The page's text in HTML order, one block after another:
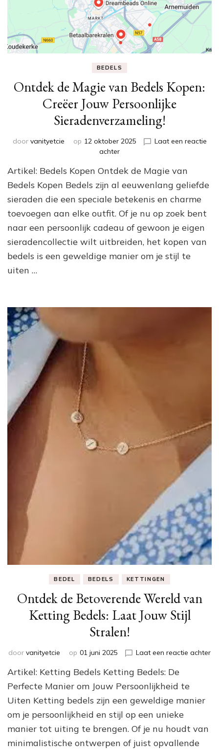
BEDELS
Ontdek de Magie van Bedels Kopen:
Creëer Jouw Persoonlijke
Sieradenverzameling!
door vanityetcie op 12 oktober 2025
Laat een reactie
achterop
de
Magie
Bedels
Kopen:
Creëer
Jouw
Persoonlijke
Sieradenverzameling!
Artikel: Bedels Kopen Ontdek de Magie van
Bedels Kopen Bedels zijn al eeuwenlang geliefde
sieraden die een speciale betekenis en charme
toevoegen aan elke outfit. Of je nu op zoek bent
naar een persoonlijk cadeau of gewoon je eigen
sieradencollectie wilt uitbreiden, het kopen van
bedels is een geweldige manier om je stijl te
uiten …
BEDEL BEDELS KETTINGEN
Ontdek de Betoverende Wereld van
Ketting Bedels: Laat Jouw Stijl
Stralen!
door vanityetcie op 01 juni 2025 Laat een reactie achterop
Artikel: Ketting Bedels Ketting Bedels: De
Perfecte Manier om Jouw Persoonlijkheid te
Uiten Ketting bedels zijn een geweldige manier
om je persoonlijkheid en stijl op een unieke
manier tot uiting te brengen. Of je nu houdt van
minimalistische ontwerpen of juist opvallende